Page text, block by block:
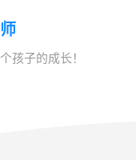
孩子的成长！